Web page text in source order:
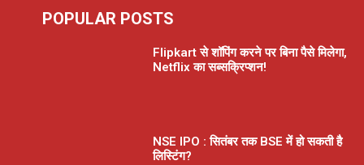
POPULAR POSTS
Flipkart से शॉपिंग करने पर बिना पैसे मिलेगा,
Netflix का सब्सक्रिप्शन!
NSE IPO : सितंबर तक BSE में हो सकती है
लिस्टिंग?